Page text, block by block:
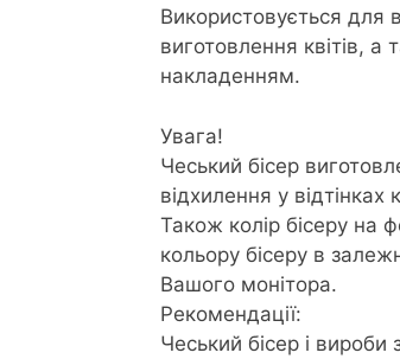
Використовується для
виготовлення квітів,
накладенням.
Увага!
Чеський бісер
відхилення у
Також колір бісеру на
кольору бісеру в
Вашого монітора.
Рекомендації:
Чеський бісер і вироби